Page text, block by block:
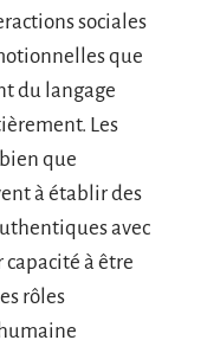
sociales
que
du langage
Les
que
à établir des
avec
à être
rôles